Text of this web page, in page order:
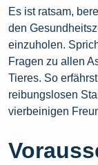
Es ist ratsam,
den
einzuholen.
Fragen zu allen
Tieres. So
reibungslosen
vierbeinigen